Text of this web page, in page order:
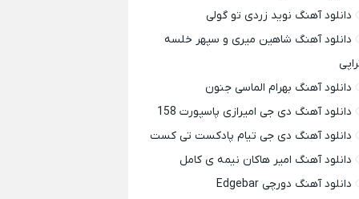
دانلود آهنگ نوید زردی تو گولی
دانلود آهنگ شاهین میری و سپهر خلسه
دانلود آهنگ بهرام الماسی جنون
دانلود آهنگ دی جی امیرازی پاسپورت 158
دانلود آهنگ دی جی تیام پادکست تی کست
دانلود آهنگ امیر هاکان نیمه ی کامل
دانلود آهنگ دورچی Edgebar